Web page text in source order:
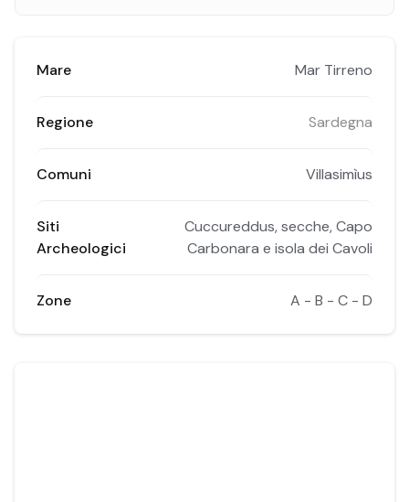
Mare Mar Tirreno
Regione Sardegna
Comuni Villasimìus
Siti
Archeologici
Cuccureddus, secche, Capo
Carbonara e isola dei Cavoli
Zone A - B - C - D